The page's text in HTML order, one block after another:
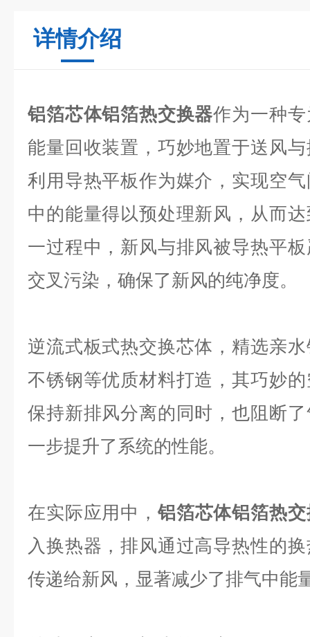
详情介绍
铝箔芯体铝箔热交换器作为一种
能量回收装置，巧妙地置于送风
利用导热平板作为媒介，实现空
中的能量得以预处理新风，从而
一过程中，新风与排风被导热平
交叉污染，确保了新风的纯净度。
逆流式板式热交换芯体，精选亲
不锈钢等优质材料打造，其巧妙
保持新排风分离的同时，也阻断
一步提升了系统的性能。
在实际应用中，铝箔芯体铝箔热
入换热器，排风通过高导热性的
传递给新风，显著减少了排气中能